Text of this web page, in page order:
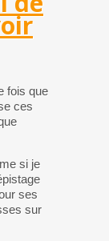
fois que
ces
si je
ses
sur